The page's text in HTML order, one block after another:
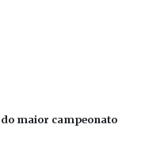
maior campeonato